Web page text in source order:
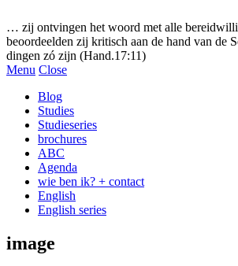
… zij ontvingen het woord met alle
beoordeelden zij kritisch aan de hand van de
dingen zó zijn (Hand.17:11)
Menu Close
Blog
Studies
Studieseries
brochures
ABC
Agenda
wie ben ik? + contact
English
English series
image